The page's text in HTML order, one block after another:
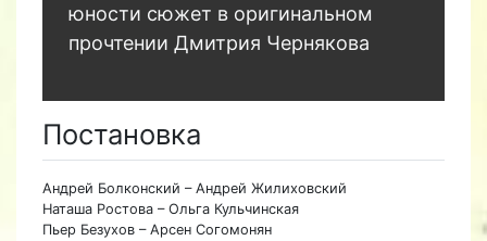
юности сюжет в оригинальном
прочтении Дмитрия Чернякова
Постановка
Андрей Болконский – Андрей Жилиховский
Наташа Ростова – Ольга Кульчинская
Пьер Безухов – Арсен Согомонян